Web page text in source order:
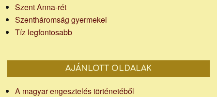
Szent Anna-rét
Szentháromság gyermekei
Tíz legfontosabb
AJÁNLOTT OLDALAK
A magyar engesztelés történetéből